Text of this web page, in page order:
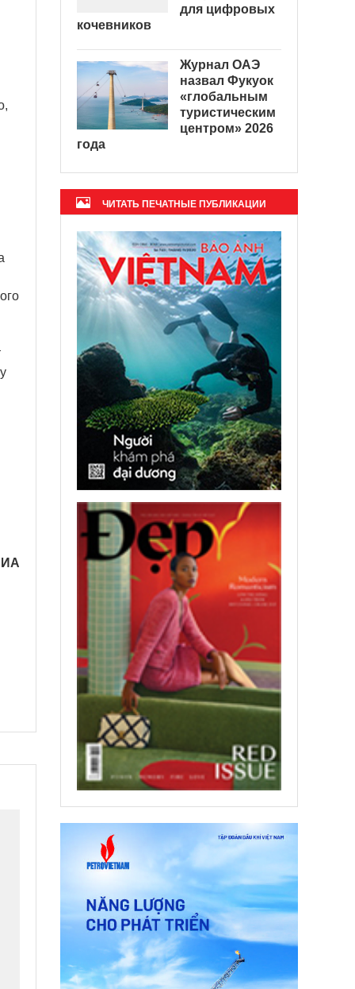
для цифровых
кочевников
Журнал ОАЭ
назвал Фукуок
«глобальным
туристическим
центром» 2026
года
ЧИТАТЬ ПЕЧАТНЫЕ ПУБЛИКАЦИИ